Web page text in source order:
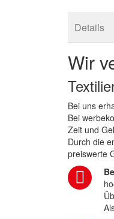
Details
Wir
Bei uns
Bei
Zeit und
Durch die
preiswerte